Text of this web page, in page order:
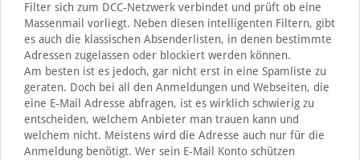
Filter sich zum DCC-Netzwerk verbindet und prüft ob eine
Massenmail vorliegt. Neben diesen intelligenten Filtern, gibt
es auch die klassischen Absenderlisten, in denen bestimmte
Adressen zugelassen oder blockiert werden können.
Am besten ist es jedoch, gar nicht erst in eine Spamliste zu
geraten. Doch bei all den Anmeldungen und Webseiten, die
eine E-Mail Adresse abfragen, ist es wirklich schwierig zu
entscheiden, welchem Anbieter man trauen kann und
welchem nicht. Meistens wird die Adresse auch nur für die
Anmeldung benötigt. Wer sein E-Mail Konto schützen